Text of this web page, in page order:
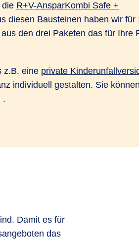
die R+V-AnsparKombi Safe +
diesen Bausteinen haben wir für
den drei Paketen das für Ihre
z.B. eine private
individuell gestalten. Sie können
.
Damit es für
das